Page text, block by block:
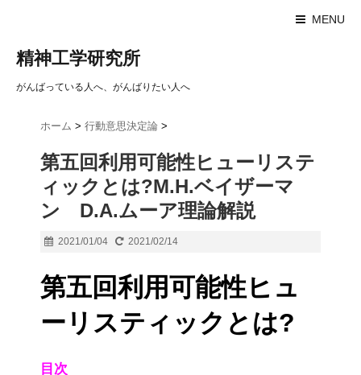
MENU
精神工学研究所
がんばっている人へ、がんばりたい人へ
ホーム > 行動意思決定論 >
第五回利用可能性ヒューリステ
ィックとは?M.H.ベイザーマ
ン D.A.ムーア理論解説
2021/01/04 2021/02/14
第五回利用可能性ヒュ
ーリスティックとは?
目次